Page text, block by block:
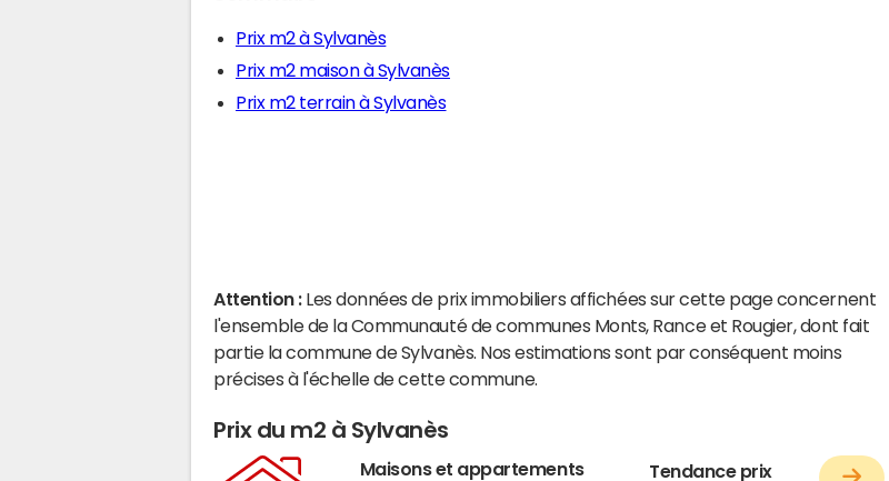
Prix m2 à Sylvanès
Prix m2 maison à Sylvanès
Prix m2 terrain à Sylvanès
Attention : Les données de prix immobiliers affichées sur cette page concernent
l'ensemble de la Communauté de communes Monts, Rance et Rougier, dont fait
partie la commune de Sylvanès. Nos estimations sont par conséquent moins
précises à l'échelle de cette commune.
Prix du m2 à Sylvanès
Maisons et appartements Tendance prix